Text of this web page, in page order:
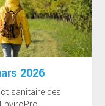
2026
sanitaire des